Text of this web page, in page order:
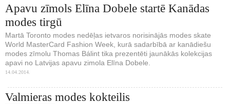
Apavu zīmols Elīna Dobele startē Kanādas
modes tirgū
Martā Toronto modes nedēļas ietvaros norisinājās modes skate
World MasterCard Fashion Week, kurā sadarbībā ar kanādiešu
modes zīmolu Thomas Bálint tika prezentēti jaunākās kolekcijas
apavi no Latvijas apavu zimola Elīna Dobele.
14.04.2014.
Valmieras modes kokteilis